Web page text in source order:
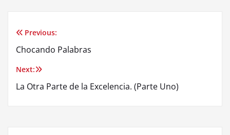
Post
navigation
Previous:
Chocando Palabras
Next:
La Otra Parte de la Excelencia. (Parte Uno)